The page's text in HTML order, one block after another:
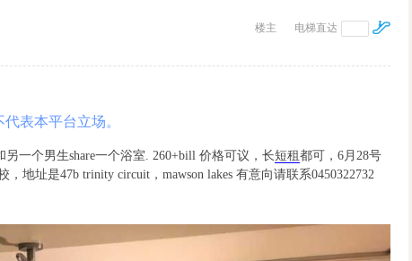
电梯直达
楼主
表本平台立场。
一个男生share一个浴室. 260+bill 价格可议，长短租都可，6月28号
地址是47b trinity circuit，mawson lakes 有意向请联系0450322732